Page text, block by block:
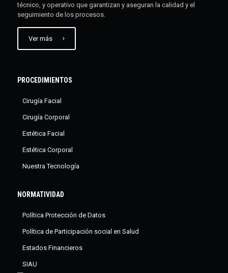
técnico, y operativo que garantizan y aseguran la calidad y el
seguimiento de los procesos.
Ver más
PROCEDIMIENTOS
Cirugía Facial
Cirugía Corporal
Estética Facial
Estética Corporal
Nuestra Tecnología
NORMATIVIDAD
Política Protección de Datos
Política de Participación social en Salud
Estados Financieros
SIAU